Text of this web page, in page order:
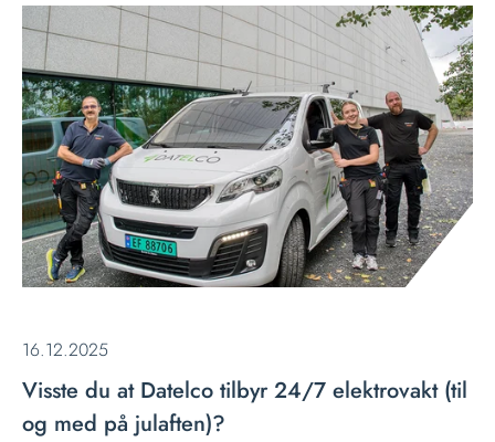
16.12.2025
Visste du at Datelco tilbyr 24/7 elektrovakt (til
og med på julaften)?